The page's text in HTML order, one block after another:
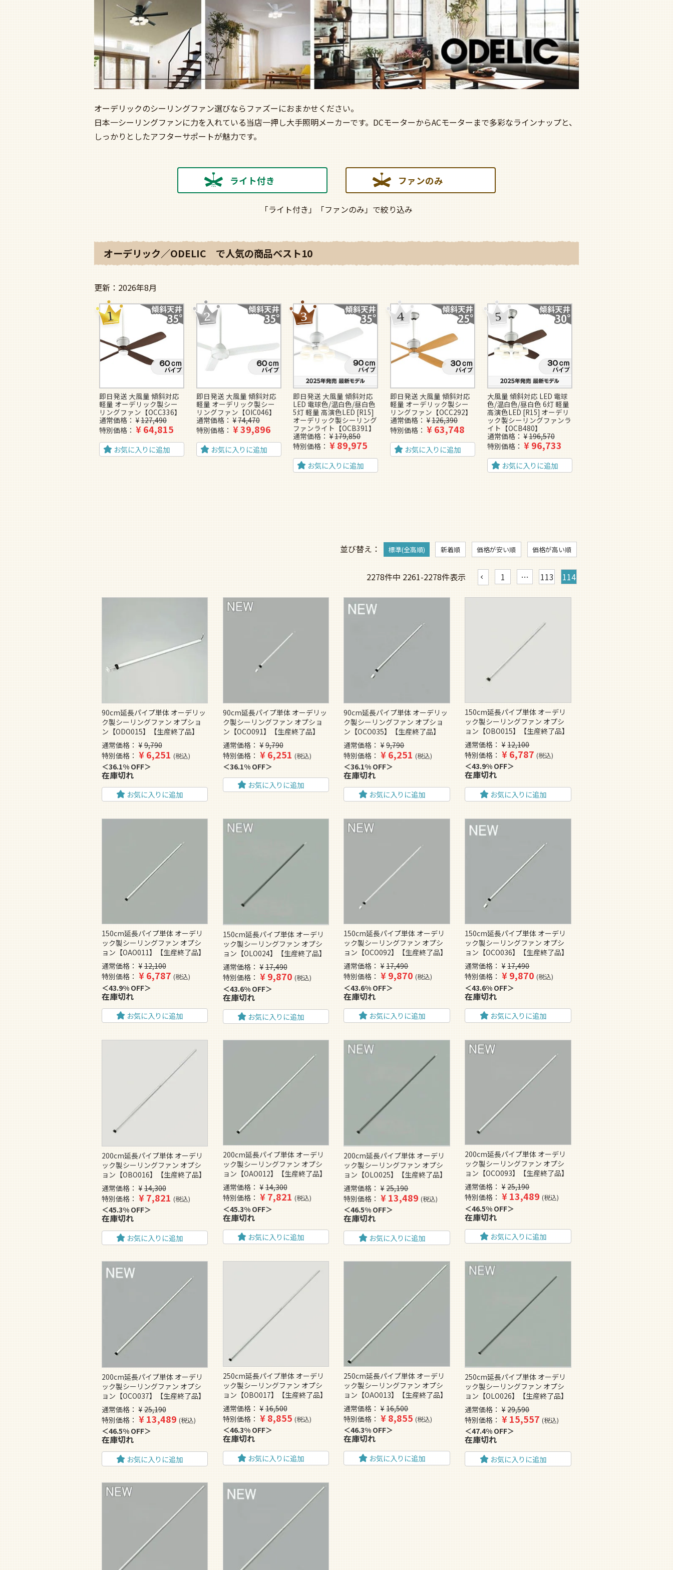
オーデリックのシーリングファン選びならファズーにおまかせください。
日本一シーリングファンに力を入れている当店一押し大手照明メーカーです。DCモーターからACモーターまで多彩なラインナップと、
しっかりとしたアフターサポートが魅力です。
ライト付き ファンのみ
「ライト付き」「ファンのみ」で絞り込み
オーデリック／ODELIC で人気の商品ベスト10
2026年8月
即日発送 大風量 傾斜対応
軽量 オーデリック製シー
リングファン【OCC336】
通常価格
¥127,490
特別価格
¥64,815
お気に入りに追加
即日発送 大風量 傾斜対応
軽量 オーデリック製シー
リングファン【OIC046】
通常価格
¥74,470
特別価格
¥39,896
お気に入りに追加
即日発送 大風量 傾斜対応
LED 電球色/温白色/昼白色
5灯 軽量 高演色LED [R15]
オーデリック製シーリング
ファンライト【OCB391】
通常価格
¥179,850
特別価格
¥89,975
お気に入りに追加
即日発送 大風量 傾斜対応
軽量 オーデリック製シー
リングファン【OCC292】
通常価格
¥126,390
特別価格
¥63,748
お気に入りに追加
大風量 傾斜対応 LED 電球
色/温白色/昼白色 6灯 軽量
高演色LED [R15] オーデリ
ック製シーリングファンラ
イト【OCB480】
通常価格
¥196,570
特別価格
¥ 96,733
お気に入りに追加
並び替え 標準(全高順) 新着順 価格が安い順 価格が高い順
2278件中 2261-2278件表示 1 … 113 114
90cm延長パイプ単体 オーデリッ
ク製シーリングファン オプショ
ン【ODO015】【生産終了品】
通常価格
¥ 9,790
特別価格
¥ 6,251 税込
36.1% OFF
在庫切れ
お気に入りに追加
90cm延長パイプ単体 オーデリッ
ク製シーリングファン オプショ
ン【OCO091】【生産終了品】
通常価格
¥ 9,790
特別価格
¥ 6,251 税込
36.1% OFF
お気に入りに追加
90cm延長パイプ単体 オーデリッ
ク製シーリングファン オプショ
ン【OCO035】【生産終了品】
通常価格
¥ 9,790
特別価格
¥6,251 税込
36.1% OFF
在庫切れ
お気に入りに追加
150cm延長パイプ単体 オーデリ
ック製シーリングファン オプシ
ョン【OBO015】【生産終了品】
通常価格
¥ 12,100
特別価格
¥6,787 税込
43.9% OFF
在庫切れ
お気に入りに追加
150cm延長パイプ単体 オーデリ
ック製シーリングファン オプシ
ョン【OAO011】【生産終了品】
通常価格
¥ 12,100
特別価格
¥ 6,787 税込
43.9% OFF
在庫切れ
お気に入りに追加
150cm延長パイプ単体 オーデリ
ック製シーリングファン オプシ
ョン【OLO024】【生産終了品】
通常価格
¥ 17,490
特別価格
¥ 9,870 税込
43.6% OFF
在庫切れ
お気に入りに追加
150cm延長パイプ単体 オーデリ
ック製シーリングファン オプシ
ョン【OCO092】【生産終了品】
通常価格
¥ 17,490
特別価格
¥9,870 税込
43.6% OFF
在庫切れ
お気に入りに追加
150cm延長パイプ単体 オーデリ
ック製シーリングファン オプシ
ョン【OCO036】【生産終了品】
通常価格
¥ 17,490
特別価格
¥9,870 税込
43.6% OFF
在庫切れ
お気に入りに追加
200cm延長パイプ単体 オーデリ
ック製シーリングファン オプシ
ョン【OBO016】【生産終了品】
通常価格
¥ 14,300
特別価格
¥ 7,821 税込
45.3% OFF
在庫切れ
お気に入りに追加
200cm延長パイプ単体 オーデリ
ック製シーリングファン オプシ
ョン【OAO012】【生産終了品】
通常価格
¥ 14,300
特別価格
¥ 7,821 税込
45.3% OFF
在庫切れ
お気に入りに追加
200cm延長パイプ単体 オーデリ
ック製シーリングファン オプシ
ョン【OLO025】【生産終了品】
通常価格
¥ 25,190
特別価格
¥13,489 税込
46.5% OFF
在庫切れ
お気に入りに追加
200cm延長パイプ単体 オーデリ
ック製シーリングファン オプシ
ョン【OCO093】【生産終了品】
通常価格
¥ 25,190
特別価格
¥13,489 税込
46.5% OFF
在庫切れ
お気に入りに追加
200cm延長パイプ単体 オーデリ
ック製シーリングファン オプシ
ョン【OCO037】【生産終了品】
通常価格
¥ 25,190
特別価格
¥ 13,489 税込
46.5% OFF
在庫切れ
お気に入りに追加
250cm延長パイプ単体 オーデリ
ック製シーリングファン オプシ
ョン【OBO017】【生産終了品】
通常価格
¥ 16,500
特別価格
¥ 8,855 税込
46.3% OFF
在庫切れ
お気に入りに追加
250cm延長パイプ単体 オーデリ
ック製シーリングファン オプシ
ョン【OAO013】【生産終了品】
通常価格
¥ 16,500
特別価格
¥8,855 税込
46.3% OFF
在庫切れ
お気に入りに追加
250cm延長パイプ単体 オーデリ
ック製シーリングファン オプシ
ョン【OLO026】【生産終了品】
通常価格
¥ 29,590
特別価格
¥15,557 税込
47.4% OFF
在庫切れ
お気に入りに追加